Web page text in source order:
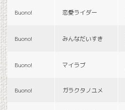
Buono! 恋愛ライダー
Buono! みんなだいすき
Buono! マイラブ
Buono! ガラクタノユメ